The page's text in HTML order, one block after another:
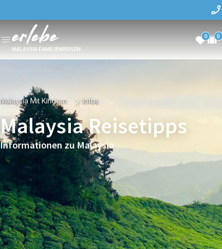
MALAYSIA FAMILIENREISEN
0 0
Malaysia Mit Kindern Infos
Malaysia Reisetipps
Informationen zu Malaysia